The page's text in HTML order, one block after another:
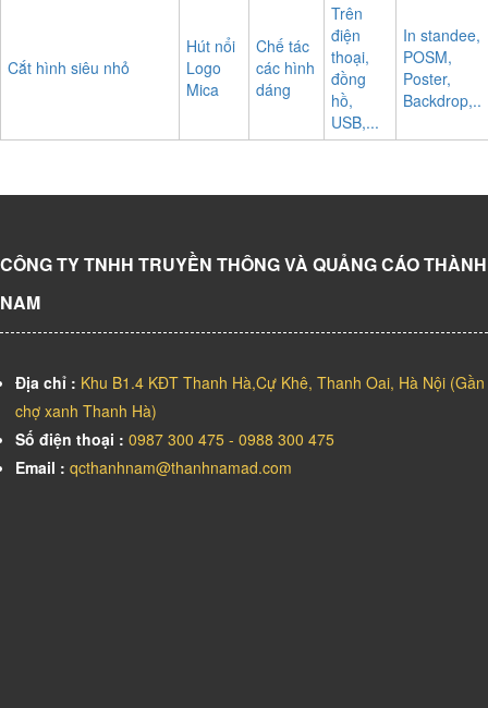
Cắt hình siêu nhỏ
Hút nổi
Logo
Mica
Chế tác
các hình
dáng
Trên
điện
thoại,
đồng
hồ,
USB,...
In standee,
POSM,
Poster,
Backdrop,..
CÔNG TY TNHH TRUYỀN THÔNG VÀ QUẢNG CÁO THÀNH
NAM
Địa chỉ : Khu B1.4 KĐT Thanh Hà,Cự Khê, Thanh Oai, Hà Nội (Gần
chợ xanh Thanh Hà)
Số điện thoại : 0987 300 475 - 0988 300 475
Email : qcthanhnam@thanhnamad.com